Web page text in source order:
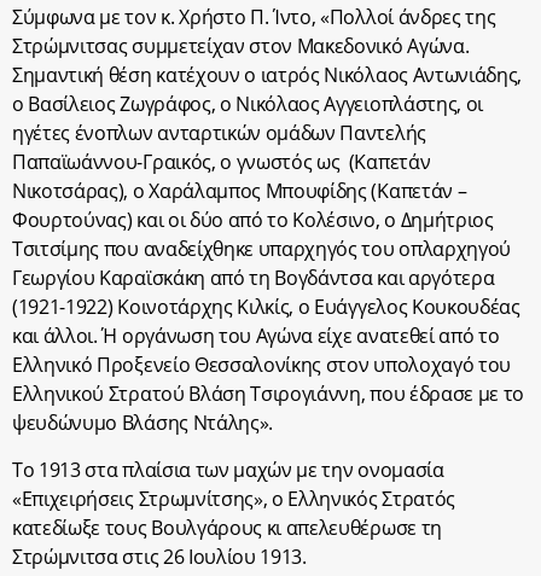
Σύμφωνα με τον κ. Χρήστο Π. Ίντο, «Πολλοί άνδρες της
Στρώμνιτσας συμμετείχαν στον Μακεδονικό Αγώνα.
Σημαντική θέση κατέχουν ο ιατρός Νικόλαος Αντωνιάδης,
ο Βασίλειος Ζωγράφος, ο Νικόλαος Αγγειοπλάστης, οι
ηγέτες ένοπλων ανταρτικών ομάδων Παντελής
Παπαϊωάννου-Γραικός, ο γνωστός ως (Καπετάν
Νικοτσάρας), ο Χαράλαμπος Μπουφίδης (Καπετάν –
Φουρτούνας) και οι δύο από το Κολέσινο, ο Δημήτριος
Τσιτσίμης που αναδείχθηκε υπαρχηγός του οπλαρχηγού
Γεωργίου Καραϊσκάκη από τη Βογδάντσα και αργότερα
(1921-1922) Κοινοτάρχης Κιλκίς, ο Ευάγγελος Κουκουδέας
και άλλοι. Ή οργάνωση του Αγώνα είχε ανατεθεί από το
Ελληνικό Προξενείο Θεσσαλονίκης στον υπολοχαγό του
Ελληνικού Στρατού Βλάση Τσιρογιάννη, που έδρασε με το
ψευδώνυμο Βλάσης Ντάλης».
Το 1913 στα πλαίσια των μαχών με την ονομασία
«Επιχειρήσεις Στρωμνίτσης», ο Ελληνικός Στρατός
κατεδίωξε τους Βουλγάρους κι απελευθέρωσε τη
Στρώμνιτσα στις 26 Ιουλίου 1913.